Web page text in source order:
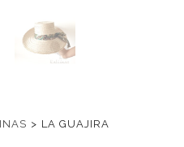
> LA GUAJIRA